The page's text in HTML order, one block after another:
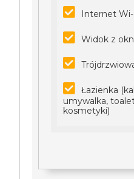
Internet Wi-
Widok z
Łazienka
umywalka,
kosmetyki)